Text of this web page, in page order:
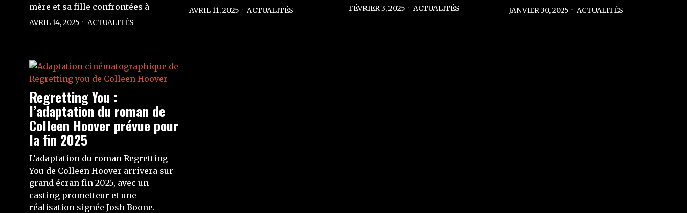
mère et sa fille confrontées à
AVRIL 14, 2025 ACTUALITÉS
AVRIL 11, 2025 ACTUALITÉS FÉVRIER 3, 2025 ACTUALITÉS JANVIER 30, 2025 ACTUALITÉS
Regretting You :
l’adaptation du roman de
Colleen Hoover prévue pour
la fin 2025
L’adaptation du roman Regretting
You de Colleen Hoover arrivera sur
grand écran fin 2025, avec un
casting prometteur et une
réalisation signée Josh Boone.